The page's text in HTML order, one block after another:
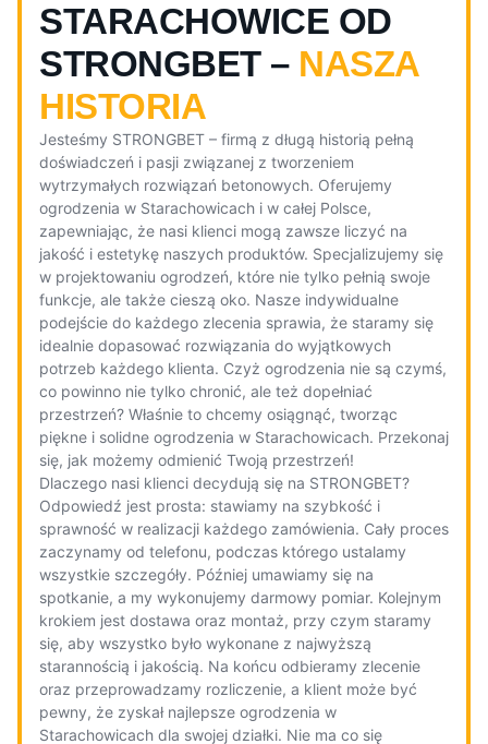
STARACHOWICE OD
STRONGBET – NASZA
HISTORIA
Jesteśmy STRONGBET – firmą z długą historią pełną
doświadczeń i pasji związanej z tworzeniem
wytrzymałych rozwiązań betonowych. Oferujemy
ogrodzenia w Starachowicach i w całej Polsce,
zapewniając, że nasi klienci mogą zawsze liczyć na
jakość i estetykę naszych produktów. Specjalizujemy się
w projektowaniu ogrodzeń, które nie tylko pełnią swoje
funkcje, ale także cieszą oko. Nasze indywidualne
podejście do każdego zlecenia sprawia, że staramy się
idealnie dopasować rozwiązania do wyjątkowych
potrzeb każdego klienta. Czyż ogrodzenia nie są czymś,
co powinno nie tylko chronić, ale też dopełniać
przestrzeń? Właśnie to chcemy osiągnąć, tworząc
piękne i solidne ogrodzenia w Starachowicach. Przekonaj
się, jak możemy odmienić Twoją przestrzeń!
Dlaczego nasi klienci decydują się na STRONGBET?
Odpowiedź jest prosta: stawiamy na szybkość i
sprawność w realizacji każdego zamówienia. Cały proces
zaczynamy od telefonu, podczas którego ustalamy
wszystkie szczegóły. Później umawiamy się na
spotkanie, a my wykonujemy darmowy pomiar. Kolejnym
krokiem jest dostawa oraz montaż, przy czym staramy
się, aby wszystko było wykonane z najwyższą
starannością i jakością. Na końcu odbieramy zlecenie
oraz przeprowadzamy rozliczenie, a klient może być
pewny, że zyskał najlepsze ogrodzenia w
Starachowicach dla swojej działki. Nie ma co się